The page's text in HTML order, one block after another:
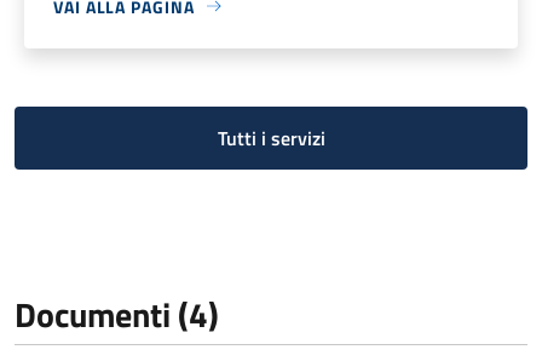
VAI ALLA PAGINA
Tutti i servizi
Documenti (4)